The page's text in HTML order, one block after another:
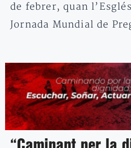
de febrer, quan
Jornada Mundial de